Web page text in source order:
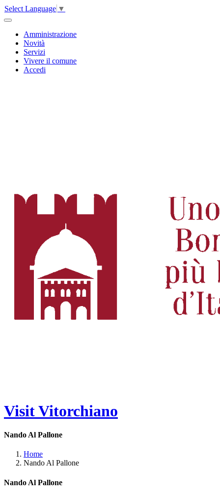
Select Language ▼
Amministrazione
Novità
Servizi
Vivere il comune
Accedi
Visit Vitorchiano
Nando Al Pallone
Home
Nando Al Pallone
Nando Al Pallone